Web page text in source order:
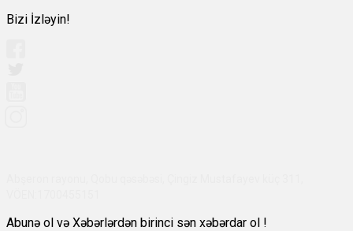
Bizi İzləyin!
Abunə ol və Xəbərlərdən birinci sən xəbərdar ol !